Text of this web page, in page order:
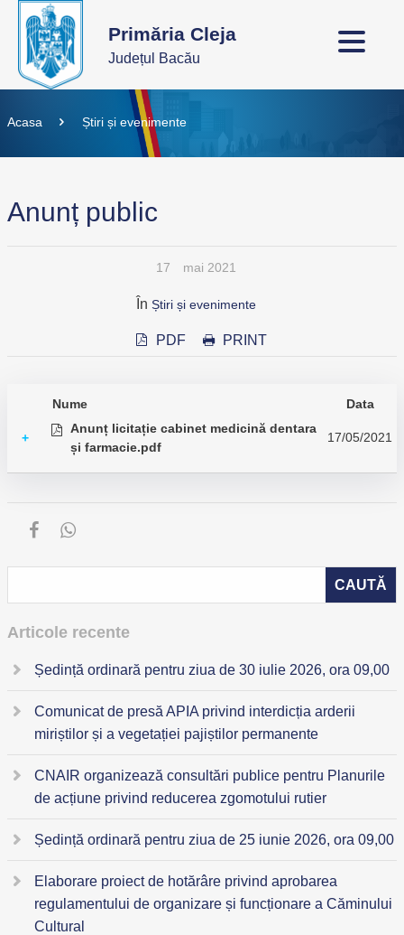
Primăria Cleja
Județul Bacău
Acasa Știri și evenimente
Anunț public
17 mai 2021
În Știri și evenimente
PDF PRINT
Nume Data
+
Anunț licitație cabinet medicină dentara
și farmacie.pdf
17/05/2021
Articole recente
Ședință ordinară pentru ziua de 30 iulie 2026, ora 09,00
Comunicat de presă APIA privind interdicția arderii
miriștilor și a vegetației pajiștilor permanente
CNAIR organizează consultări publice pentru Planurile
de acțiune privind reducerea zgomotului rutier
Ședință ordinară pentru ziua de 25 iunie 2026, ora 09,00
Elaborare proiect de hotărâre privind aprobarea
regulamentului de organizare și funcționare a Căminului
Cultural